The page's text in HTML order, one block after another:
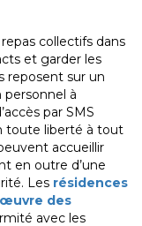
collectifs dans
et garder les
reposent sur un
à
par SMS
toute liberté à tout
accueillir
en outre d’une
Les résidences
des
avec les